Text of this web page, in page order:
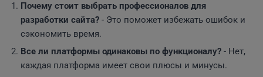
Почему стоит выбрать профессионалов для
разработки сайта? - Это поможет избежать ошибок и
сэкономить время.
Все ли платформы одинаковы по функционалу? - Нет,
каждая платформа имеет свои плюсы и минусы.